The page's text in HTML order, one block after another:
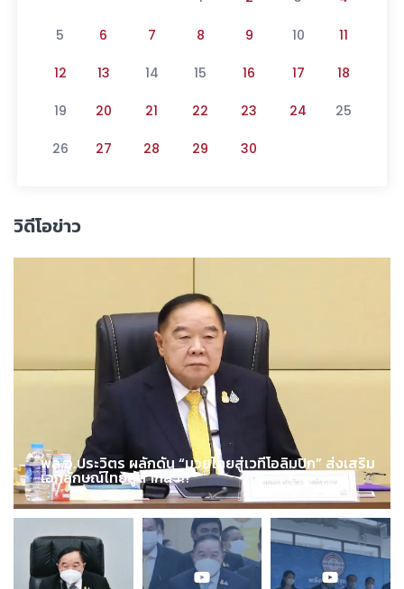
5 6 7 8 9 10 11
12 13 14 15 16 17 18
19 20 21 22 23 24 25
26 27 28 29 30
วิดีโอข่าว
พล.อ.ประวิตร ผลักดัน “มวยไทยสู่เวทีโอลิมปิก” ส่งเสริม
เอกลักษณ์ไทยสู่สากล !!!